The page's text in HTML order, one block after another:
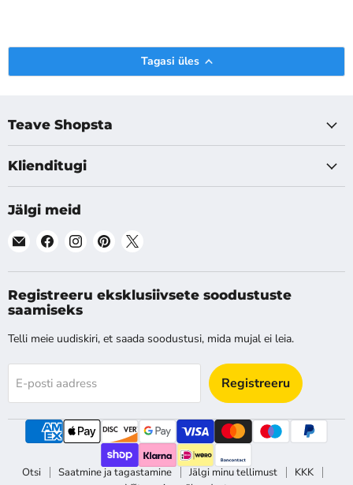
Tagasi üles
Teave Shopsta
Klienditugi
Jälgi meid
Leia
E-
post
Leia
Facebook
Leia
Instagram
Leia
Pinterest
X
Registreeru eksklusiivsete soodustuste
saamiseks
Telli meie uudiskiri, et saada soodustusi, mida mujal ei leia.
E-posti aadress Registreeru
Otsi Saatmine ja tagastamine Jälgi minu tellimust
KKK